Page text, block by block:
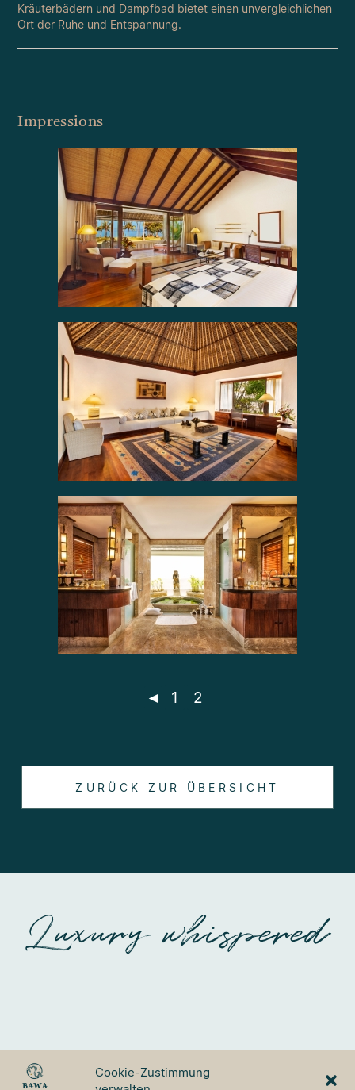
Cookie-Zustimmung
Kräuterbädern und Dampfbad bietet einen unvergleichlichen
Ort der Ruhe und Entspannung.
Impressions
◄ 1 2
ZURÜCK ZUR ÜBERSICHT
Luxury whispered
GmbH